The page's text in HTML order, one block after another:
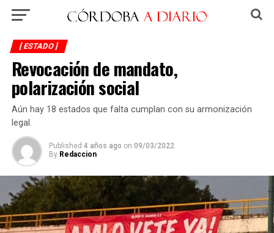
[ ESTADO ]
Revocación de mandato,
polarización social
Aún hay 18 estados que falta cumplan con su armonización
legal.
Published 4 años ago on 09/03/2022
By Redaccion